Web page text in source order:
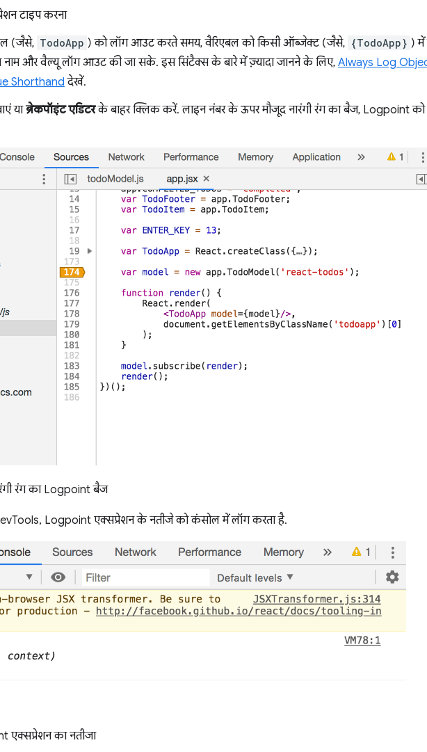
टाइप करना
(जैसे, TodoApp ) को लॉग आउट करते समय, वैरिएबल को किसी ऑब्जेक्ट (जैसे, {TodoApp} ) में
और वैल्यू लॉग आउट की जा सके. इस सिंटैक्स के बारे में ज़्यादा जानने के लिए, Always Log
Shorthand देखें.
याब्रेकपॉइंट एडिटरके बाहर क्लिक करें. लाइन नंबर के ऊपर मौजूद नारंगी रंग का बैज, Logpoint को
रंग का Logpoint बैज
Logpoint एक्सप्रेशन के नतीजे को कंसोल में लॉग करता है.
एक्सप्रेशन का नतीजा